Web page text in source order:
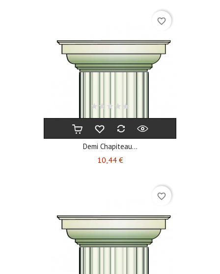
Demi Chapiteau...
10,44 €Prix
favorite_border
favorite_border